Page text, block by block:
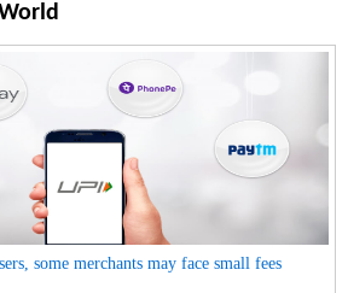
some merchants may face small fees